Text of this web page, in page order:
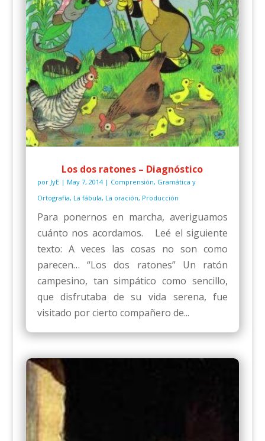
Los dos ratones – Diagnóstico
por JyE| May 7, 2014| Comprensión, Gramática y
Ortografía, La fábula, La oración, Producción
Para ponernos en marcha, averiguamos
cuánto nos acordamos. Leé el siguiente
texto: A veces las cosas no son como
parecen… “Los dos ratones” Un ratón
campesino, tan simpático como sencillo,
que disfrutaba de su vida serena, fue
visitado por cierto compañero de...